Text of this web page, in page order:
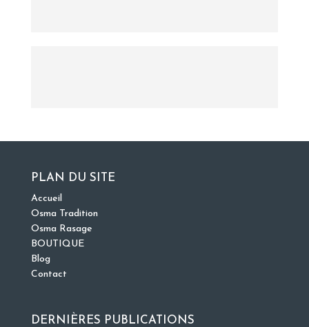
PLAN DU SITE
Accueil
Osma Tradition
Osma Rasage
BOUTIQUE
Blog
Contact
DERNIÈRES PUBLICATIONS